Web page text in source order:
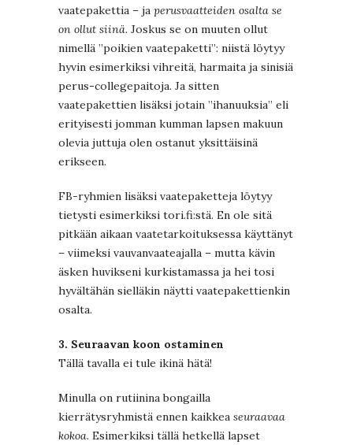
vaatepakettia – ja perusvaatteiden osalta se
on ollut siinä. Joskus se on muuten ollut
nimellä ”poikien vaatepaketti”: niistä löytyy
hyvin esimerkiksi vihreitä, harmaita ja sinisiä
perus-collegepaitoja. Ja sitten
vaatepakettien lisäksi jotain ”ihanuuksia” eli
erityisesti jomman kumman lapsen makuun
olevia juttuja olen ostanut yksittäisinä
erikseen.
FB-ryhmien lisäksi vaatepaketteja löytyy
tietysti esimerkiksi tori.fi:stä. En ole sitä
pitkään aikaan vaatetarkoituksessa käyttänyt
– viimeksi vauvanvaateajalla – mutta kävin
äsken huvikseni kurkistamassa ja hei tosi
hyvältähän sielläkin näytti vaatepakettienkin
osalta.
3. Seuraavan koon ostaminen
Tällä tavalla ei tule ikinä hätä!
Minulla on rutiinina bongailla
kierrätysryhmistä ennen kaikkea seuraavaa
kokoa. Esimerkiksi tällä hetkellä lapset